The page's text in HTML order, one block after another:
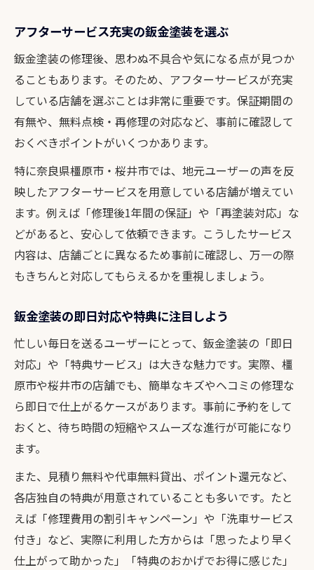
アフターサービス充実の鈑金塗装を選ぶ
鈑金塗装の修理後、思わぬ不具合や気になる点が見つか
ることもあります。そのため、アフターサービスが充実
している店舗を選ぶことは非常に重要です。保証期間の
有無や、無料点検・再修理の対応など、事前に確認して
おくべきポイントがいくつかあります。
特に奈良県橿原市・桜井市では、地元ユーザーの声を反
映したアフターサービスを用意している店舗が増えてい
ます。例えば「修理後1年間の保証」や「再塗装対応」な
どがあると、安心して依頼できます。こうしたサービス
内容は、店舗ごとに異なるため事前に確認し、万一の際
もきちんと対応してもらえるかを重視しましょう。
鈑金塗装の即日対応や特典に注目しよう
忙しい毎日を送るユーザーにとって、鈑金塗装の「即日
対応」や「特典サービス」は大きな魅力です。実際、橿
原市や桜井市の店舗でも、簡単なキズやヘコミの修理な
ら即日で仕上がるケースがあります。事前に予約をして
おくと、待ち時間の短縮やスムーズな進行が可能になり
ます。
また、見積り無料や代車無料貸出、ポイント還元など、
各店独自の特典が用意されていることも多いです。たと
えば「修理費用の割引キャンペーン」や「洗車サービス
付き」など、実際に利用した方からは「思ったより早く
仕上がって助かった」「特典のおかげでお得に感じた」